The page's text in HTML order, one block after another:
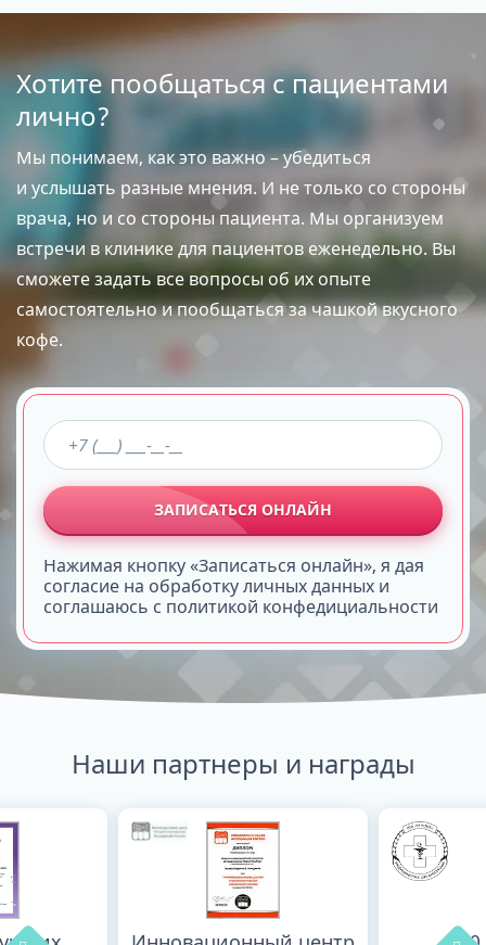
Хотите пообщаться с пациентами
лично?
Мы понимаем, как это важно – убедиться
и услышать разные мнения. И не только со стороны
врача, но и со стороны пациента. Мы организуем
встречи в клинике для пациентов еженедельно. Вы
сможете задать все вопросы об их опыте
самостоятельно и пообщаться за чашкой вкусного
кофе.
ЗАПИСАТЬСЯ ОНЛАЙН
Нажимая кнопку «Записаться онлайн», я дая
согласие на обработку личных данных и
соглашаюсь с политикой конфедициальности
Наши партнеры и награды